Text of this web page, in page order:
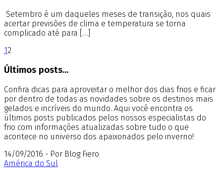
Setembro é um daqueles meses de transição, nos quais
acertar previsões de clima e temperatura se torna
complicado até para […]
1 2
Últimos posts...
Confira dicas para aproveitar o melhor dos dias frios e ficar
por dentro de todas as novidades sobre os destinos mais
gelados e incríveis do mundo. Aqui você encontra os
últimos posts publicados pelos nossos especialistas do
frio com informações atualizadas sobre tudo o que
acontece no universo dos apaixonados pelo inverno!
14/09/2016 - Por Blog Fiero
América do Sul